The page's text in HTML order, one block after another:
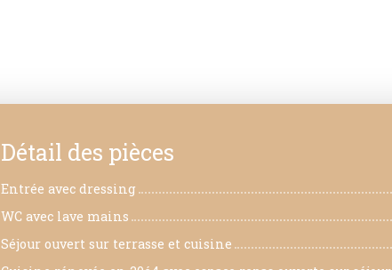
Détail des pièces
Entrée avec dressing
WC avec lave mains
Séjour ouvert sur terrasse et cuisine